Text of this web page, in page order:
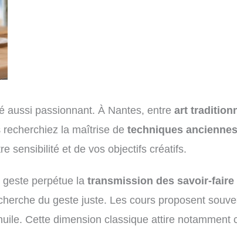
aussi passionnant. À Nantes, entre art
recherchiez la maîtrise de techniques anciennes
sensibilité et de vos objectifs créatifs.
perpétue la transmission des savoir-faire
du geste juste. Les cours proposent
Cette dimension classique attire notamment